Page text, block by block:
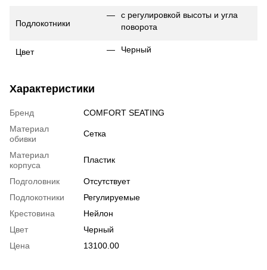
Подлокотники
с регулировкой высоты и угла
поворота
Цвет Черный
Характеристики
Бренд
COMFORT SEATING
Материал
обивки
Сетка
Материал
корпуса
Пластик
Подголовник
Отсутствует
Подлокотники
Регулируемые
Крестовина
Нейлон
Цвет
Черный
Цена
13100.00